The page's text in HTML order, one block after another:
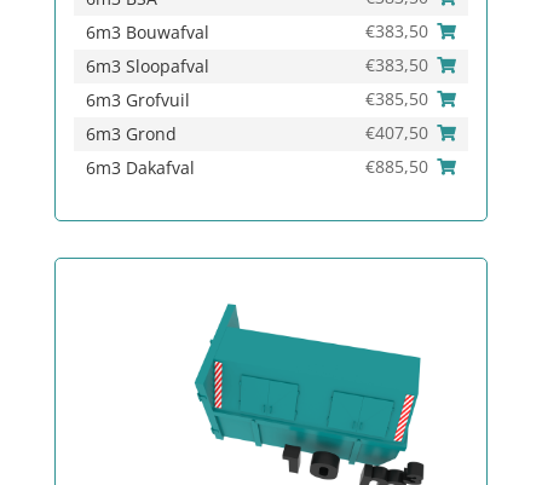
6m3 Bouwafval
€383,50
6m3 Sloopafval
€383,50
6m3 Grofvuil
€385,50
6m3 Grond
€407,50
6m3 Dakafval
€885,50